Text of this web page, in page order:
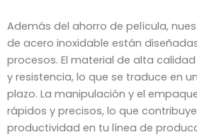
Además del ahorro de película,
de acero inoxidable están
procesos. El material de alta
y resistencia, lo que se traduce en
plazo. La manipulación y el
rápidos y precisos, lo que
productividad en tu línea de